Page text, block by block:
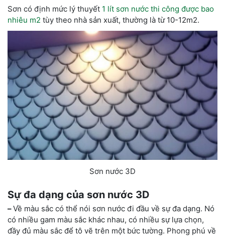
Sơn có định mức lý thuyết 1 lít sơn nước thi công được bao
nhiêu m2 tùy theo nhà sản xuất, thường là từ 10-12m2.
Sơn nước 3D
Sự đa dạng của sơn nước 3D
–Về màu sắc có thể nói sơn nước đi đầu về sự đa dạng. Nó
có nhiều gam màu sắc khác nhau, có nhiều sự lựa chọn,
đầy đủ màu sắc để tô vẽ trên một bức tường. Phong phú về